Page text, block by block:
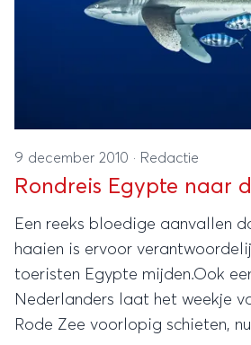
9 december 2010 · Redactie
Rondreis Egypte naar
Een reeks bloedige aanvallen
haaien is ervoor verantwoordelijk dat steeds
toeristen Egypte mijden.Ook
Nederlanders laat het weekje vakantie aan de
Rode Zee voorlopig schieten, nu